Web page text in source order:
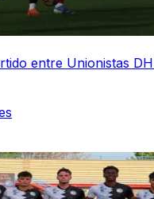
entre Unionistas